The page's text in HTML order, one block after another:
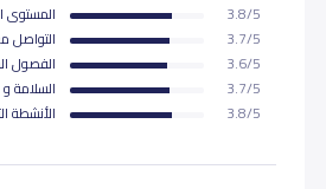
3.8/5
المستوى
3.7/5
التواصل
3.6/5
الفصول
3.7/5
السلامة
3.8/5
اﻷنشطة